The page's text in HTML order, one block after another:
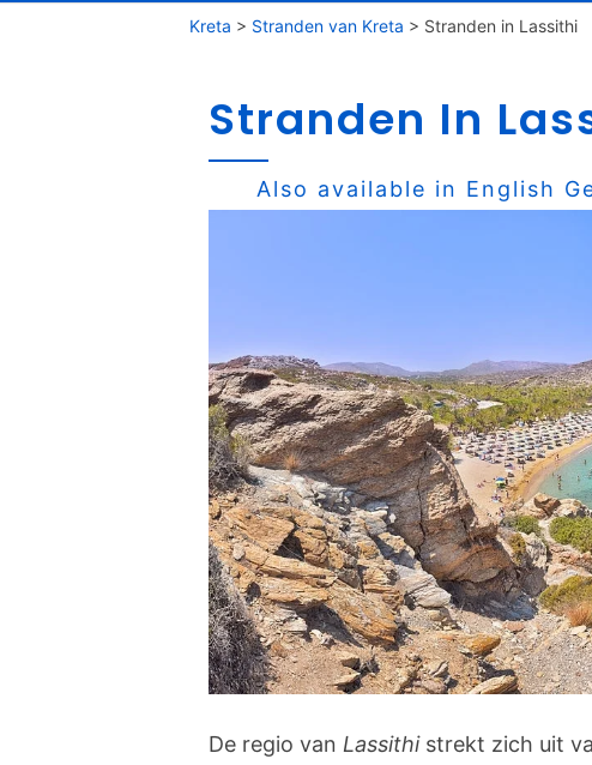
Kreta > Stranden van Kreta > Stranden in Lassithi
Stranden In
Also available in English
De regio van Lassithistrekt zich uit